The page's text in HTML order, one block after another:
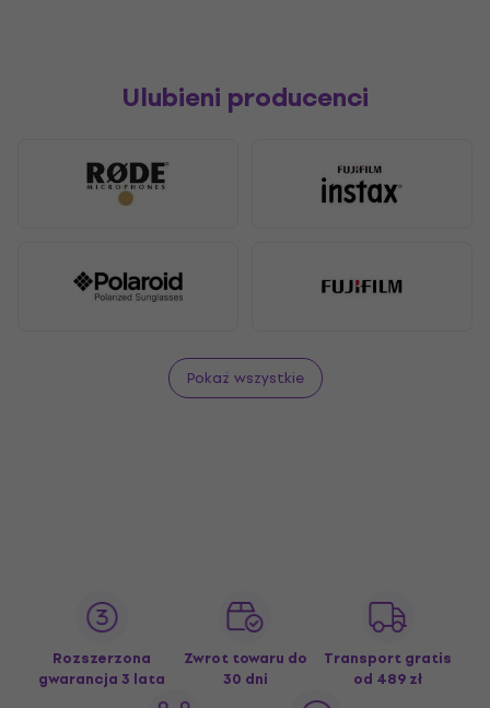
Ulubieni producenci
Pokaż wszystkie
Rozszerzona
gwarancja 3 lata
Zwrot towaru do
30 dni
Transport gratis
od 489 zł